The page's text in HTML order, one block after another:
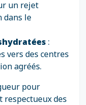
un rejet
dans le
:
vers des centres
agréés.
pour
des